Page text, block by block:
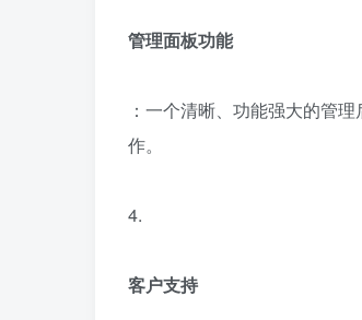
管理面板功能
：一个清晰、功能强大的管
作。
4.
客户支持